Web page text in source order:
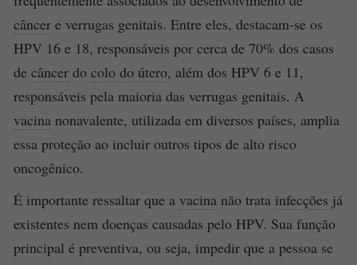
câncer e verrugas genitais. Entre eles, destacam-se os
HPV 16 e 18, responsáveis por cerca de 70% dos casos
de câncer do colo do útero, além dos HPV 6 e 11,
responsáveis pela maioria das verrugas genitais. A
vacina nonavalente, utilizada em diversos países, amplia
essa proteção ao incluir outros tipos de alto risco
oncogênico.
É importante ressaltar que a vacina não trata infecções já
existentes nem doenças causadas pelo HPV. Sua função
principal é preventiva, ou seja, impedir que a pessoa se